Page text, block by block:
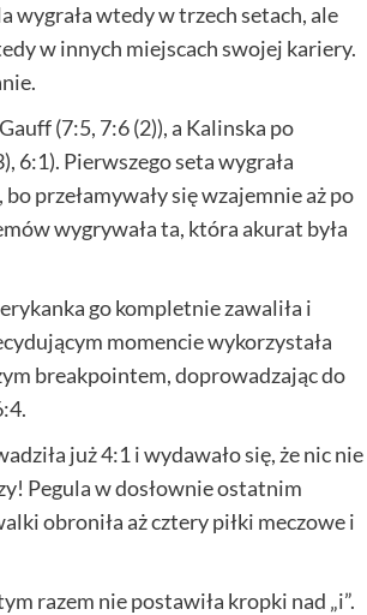
wygrała wtedy w trzech setach, ale
w innych miejscach swojej kariery.
(7:5, 7:6 (2)), a Kalinska po
Pierwszego seta wygrała
przełamywały się wzajemnie aż po
wygrywała ta, która akurat była
go kompletnie zawaliła i
momencie wykorzystała
breakpointem, doprowadzając do
już 4:1 i wydawało się, że nic nie
Pegula w dosłownie ostatnim
obroniła aż cztery piłki meczowe i
razem nie postawiła kropki nad „i”.